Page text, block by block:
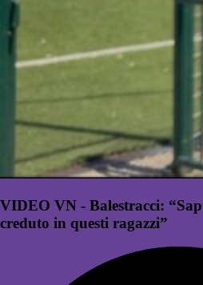
VIDEO VN - Balestracci:
creduto in questi ragazzi”